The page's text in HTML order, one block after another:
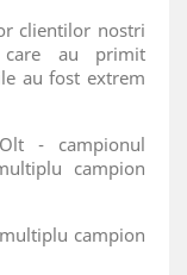
clientilor nostri
care au primit
au fost extrem
- campionul
campion
campion